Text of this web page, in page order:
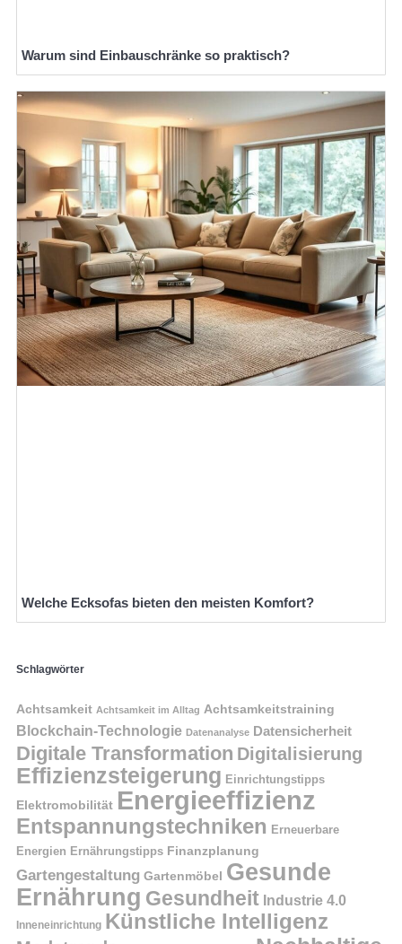
Warum sind Einbauschränke so praktisch?
Welche Ecksofas bieten den meisten Komfort?
Schlagwörter
Achtsamkeit Achtsamkeit im Alltag Achtsamkeitstraining
Blockchain-Technologie Datenanalyse Datensicherheit
Digitale Transformation Digitalisierung
Effizienzsteigerung Einrichtungstipps
Elektromobilität Energieeffizienz
Entspannungstechniken Erneuerbare
Energien Ernährungstipps Finanzplanung
Gartengestaltung Gartenmöbel Gesunde
Ernährung Gesundheit Industrie 4.0
Inneneinrichtung Künstliche Intelligenz